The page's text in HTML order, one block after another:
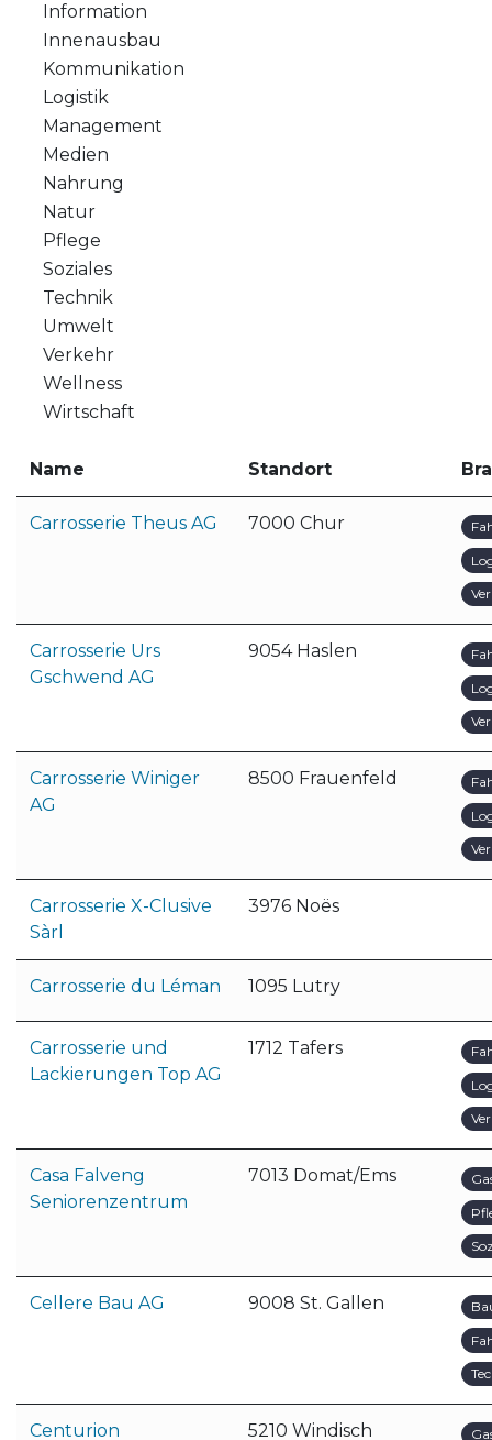
Information
Innenausbau
Kommunikation
Logistik
Management
Medien
Nahrung
Natur
Pflege
Soziales
Technik
Umwelt
Verkehr
Wellness
Wirtschaft
Name Standort
Carrosserie Theus AG 7000 Chur
Carrosserie Urs
Gschwend AG
9054 Haslen
Carrosserie Winiger
AG
8500 Frauenfeld
Carrosserie X-Clusive
Sàrl
3976 Noës
Carrosserie du Léman 1095 Lutry
Carrosserie und
Lackierungen Top AG
1712 Tafers
Casa Falveng
Seniorenzentrum
7013 Domat/Ems
Cellere Bau AG 9008 St. Gallen
Centurion 5210 Windisch